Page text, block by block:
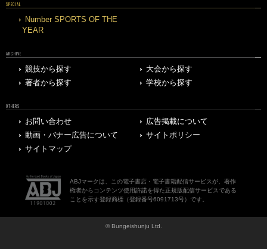
SPECIAL
Number SPORTS OF THE
YEAR
ARCHIVE
競技から探す
大会から探す
著者から探す
学校から探す
OTHERS
お問い合わせ
広告掲載について
動画・バナー広告について
サイトポリシー
サイトマップ
ABJマークは、この電子書店・電子書籍配信サービスが、著作
権者からコンテンツ使用許諾を得た正規版配信サービスである
ことを示す登録商標（登録番号6091713号）です。
© Bungeishunju Ltd.